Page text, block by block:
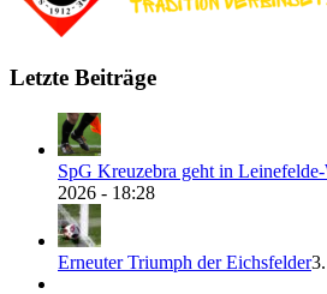
Letzte Beiträge
SpG Kreuzebra geht in
2026 - 18:28
Erneuter Triumph der Eichsfelder